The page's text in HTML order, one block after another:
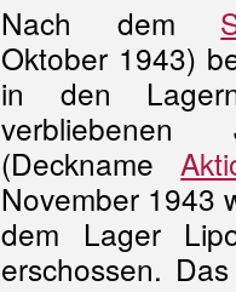
Nach dem
Oktober 1943)
in den
verbliebenen
(Deckname
November 1943
dem Lager
erschossen.